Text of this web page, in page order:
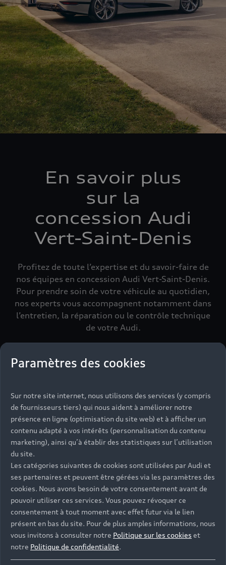
En savoir plus
sur la
concession Audi
Vert-Saint-Denis
Profitez de toute l’expertise et du savoir-faire de
nos équipes en concession Audi Vert-Saint-Denis.
Pour prendre soin de votre véhicule au quotidien,
nos experts vous accompagnent notamment dans
l’entretien, la réparation ou le contrôle technique
de votre Audi.
Paramètres des cookies
Sur notre site internet, nous utilisons des services (y compris
de fournisseurs tiers) qui nous aident à améliorer notre
présence en ligne (optimisation du site web) et à afficher un
contenu adapté à vos intérêts (personnalisation du contenu
marketing), ainsi qu’à établir des statistiques sur l’utilisation
du site.
Les catégories suivantes de cookies sont utilisées par Audi et
ses partenaires et peuvent être gérées via les paramètres des
cookies. Nous avons besoin de votre consentement avant de
pouvoir utiliser ces services. Vous pouvez révoquer ce
consentement à tout moment avec effet futur via le lien
présent en bas du site. Pour de plus amples informations, nous
vous invitons à consulter notre Politique sur les cookies et
notre Politique de confidentialité.